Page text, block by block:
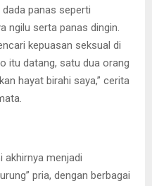
panas seperti
ngilu serta panas dingin.
kepuasan seksual di
itu datang, satu dua orang
hayat birahi saya,” cerita
akhirnya menjadi
pria, dengan berbagai